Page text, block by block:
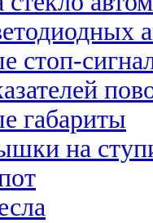
стоп-
габариты
на